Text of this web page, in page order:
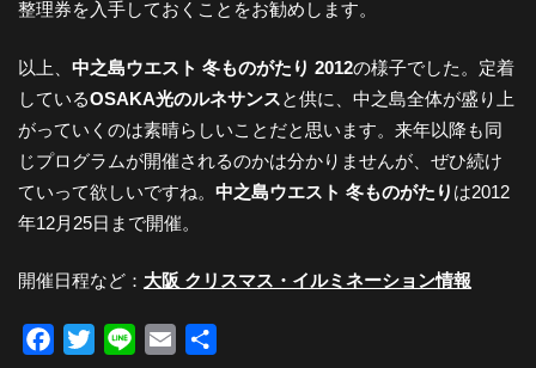
整理券を入手しておくことをお勧めします。
以上、 中之島ウエスト 冬ものがたり 2012の様子でした。定着
しているOSAKA光のルネサンスと供に、中之島全体が盛り上
がっていくのは素晴らしいことだと思います。来年以降も同
じプログラムが開催されるのかは分かりませんが、ぜひ続け
ていって欲しいですね。 中之島ウエスト 冬ものがたり は2012
年12月25日まで開催。
開催日程など： 大阪 クリスマス・イルミネーション情報
Facebook
TwitterLine Email